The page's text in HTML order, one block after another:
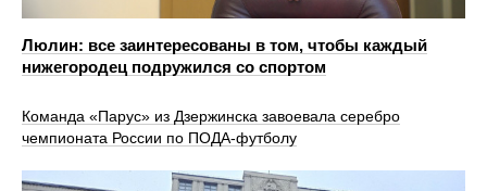
Люлин: все заинтересованы в том, чтобы каждый
нижегородец подружился со спортом
Команда «Парус» из Дзержинска завоевала серебро
чемпионата России по ПОДА-футболу